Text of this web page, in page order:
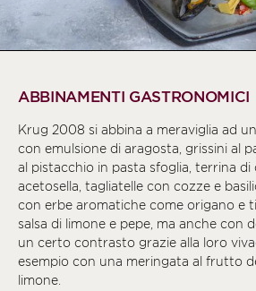
ABBINAMENTI GASTRONOMICI
Krug 2008 si abbina a meraviglia ad
con emulsione di aragosta, grissini al
al pistacchio in pasta sfoglia, terrina di
acetosella, tagliatelle con cozze e
con erbe aromatiche come origano e
salsa di limone e pepe, ma anche con
un certo contrasto grazie alla loro
esempio con una meringata al frutto
limone.